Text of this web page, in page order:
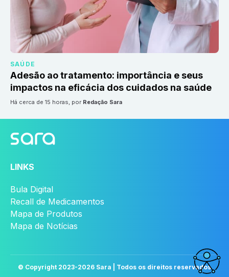
SAÚDE
Adesão ao tratamento: importância e seus
impactos na eficácia dos cuidados na saúde
há cerca de 15 horas, por Redação Sara
LINKS
Bula Digital
Recall de Medicamentos
Mapa de Produtos
Mapa de Notícias
© Copyright 2023-2026 Sara | Todos os direitos reservados